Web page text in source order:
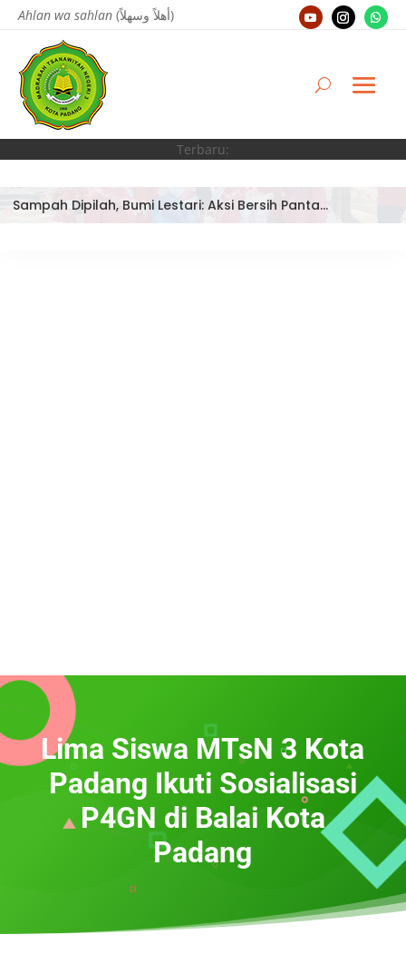
Ahlan wa sahlan (أهلاً وسهلاً)
Terbaru:
Sampah Dipilah, Bumi Lestari: Aksi Bersih Pantai Ujung Batu oleh Tim Bank Sampah MTsN 3 Kota Padang
Lima Siswa MTsN 3 Kota
Padang Ikuti Sosialisasi
P4GN di Balai Kota
Padang